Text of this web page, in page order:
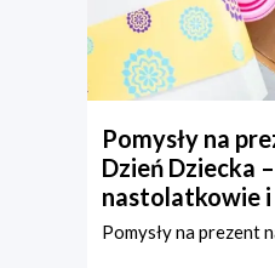
Pomysły na
Dzień Dziecka –
nastolatkowie i
Pomysły na prezent